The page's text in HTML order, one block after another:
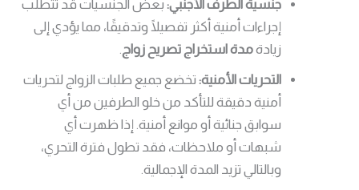
جنسية الطرف الأجنبي: بعض الجنسيات قد تتطلب
إجراءات أمنية أكثر تفصيلًا وتدقيقًا، مما يؤدي إلى
زيادةمدة استخراج تصريح زواج
التحريات الأمنية: تخضع جميع طلبات الزواج لتحريات
أمنية دقيقة للتأكد من خلو الطرفين من أي
سوابق جنائية أو موانع أمنية. إذا ظهرت أي
شبهات أو ملاحظات، فقد تطول فترة التحري،
وبالتالي تزيد المدة الإجمالية.